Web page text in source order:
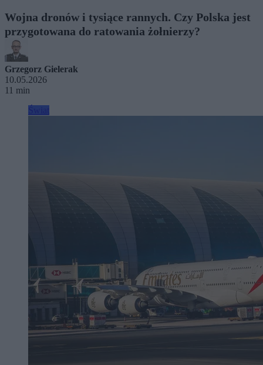
Wojna dronów i tysiące rannych. Czy Polska jest
przygotowana do ratowania żołnierzy?
Grzegorz Gielerak
10.05.2026
11 min